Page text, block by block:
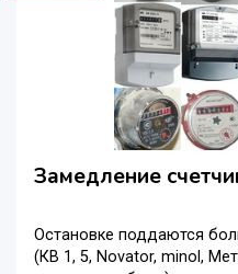
Замедление
Остановке поддаются
(КВ 1, 5, Novator, minol,